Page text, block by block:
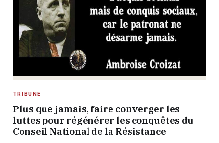
TRIBUNE
Plus que jamais, faire converger les
luttes pour régénérer les conquêtes du
Conseil National de la Résistance